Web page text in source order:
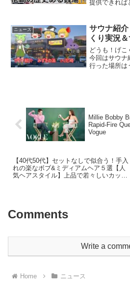
提供できれば
ります！今回
泉』！SKUU
ニュース
サウナ紹
くり実況＆
どうも！げこ
今回はサウナ
行った場所は
Millie Bobby
Rapid-Fire
Vogue
【40代50代】セットなしで似合う！手入
れの楽なボブ&ミディアムヘア５選【人
気ヘアスタイル】上品で若々しいカット
Comments
Write a
Home ニュース